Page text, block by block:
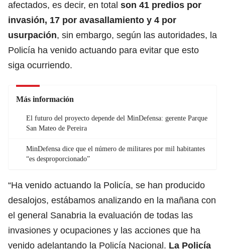
afectados, es decir, en total son 41 predios por
invasión, 17 por avasallamiento y 4 por
usurpación, sin embargo, según las autoridades, la
Policía ha venido actuando para evitar que esto
siga ocurriendo.
Más información
El futuro del proyecto depende del MinDefensa: gerente Parque
San Mateo de Pereira
MinDefensa dice que el número de militares por mil habitantes
“es desproporcionado”
“Ha venido actuando la Policía, se han producido
desalojos, estábamos analizando en la mañana con
el general Sanabria la evaluación de todas las
invasiones y ocupaciones y las acciones que ha
venido adelantando la Policía Nacional. La Policía